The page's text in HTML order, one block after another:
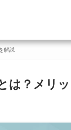
解説
は？メリ